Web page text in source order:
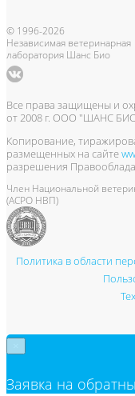
© 1996-2026
Независимая ветеринарная
лаборатория Шанс Био
Все права защищены и
от 2008 г. ООО "ШАНС
Копирование,
размещенных на сайте
разрешения
Член Национальной
(АСРО НВП)
Политика в области
Заявка на